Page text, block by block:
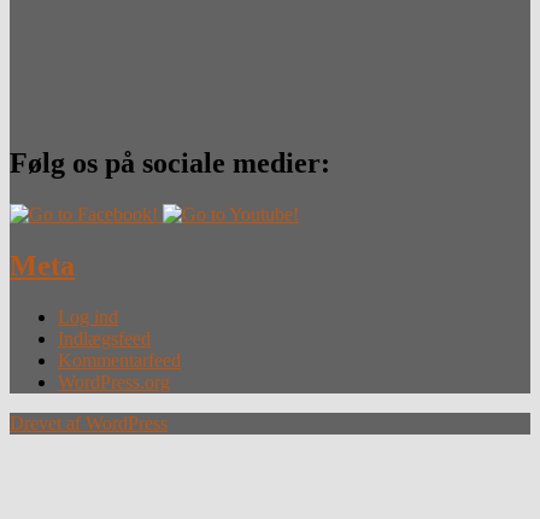
Følg os på sociale medier:
Meta
Log ind
Indlægsfeed
Kommentarfeed
WordPress.org
Drevet af WordPress